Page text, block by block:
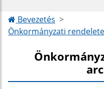
Bevezetés
Önkormányzati